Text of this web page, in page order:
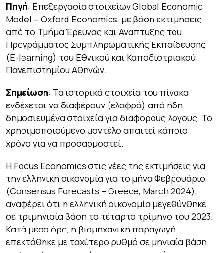
Πηγή: Επεξεργασία στοιχείων Global Economic
Model – Oxford Economics, με βάση εκτιμήσεις
από το Τμήμα Έρευνας και Ανάπτυξης του
Προγράμματος Συμπληρωματικής Εκπαίδευσης
(E-learning) του Εθνικού και Καποδιστριακού
Πανεπιστημίου Αθηνών.
Σημείωση: Τα ιστορικά στοιχεία του πίνακα
ενδέχεται να διαφέρουν (ελαφρά) από ήδη
δημοσιευμένα στοιχεία για διάφορους λόγους. Το
χρησιμοποιούμενο μοντέλο απαιτεί κάποιο
χρόνο για να προσαρμοστεί.
H Focus Economics στις νέες της εκτιμήσεις για
την ελληνική οικονομία για το μήνα Φεβρουάριο
(Consensus Forecasts – Greece, March 2024),
αναφέρει ότι η ελληνική οικονομία μεγεθύνθηκε
σε τριμηνιαία βάση το τέταρτο τρίμηνο του 2023.
Κατά μέσο όρο, η βιομηχανική παραγωγή
επεκτάθηκε με ταχύτερο ρυθμό σε μηνιαία βάση